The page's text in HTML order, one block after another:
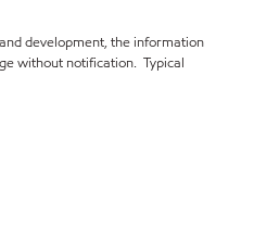
development, the information
without notification. Typical